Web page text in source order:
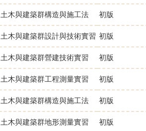
土木與建築群構造與施工法 初版
土木與建築群設計與技術實習 初版
土木與建築群營建技術實習 初版
土木與建築群工程測量實習 初版
土木與建築群構造與施工法 初版
土木與建築群地形測量實習 初版